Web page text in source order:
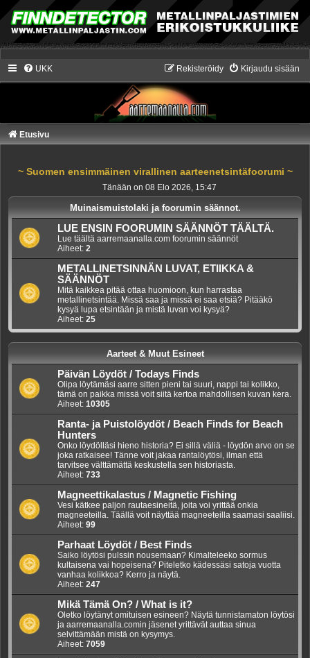
UKK Kirjaudu sisään
Rekisteröidy
Etusivu
~ Suomen ensimmäinen virallinen aarteenetsintäfoorumi ~
Tänään on 08 Elo 2026, 15:47
Muinaismuistolaki ja foorumin säännot.
LUE ENSIN FOORUMIN SÄÄNNÖT TÄÄLTÄ.
Lue täältä aarremaanalla.com foorumin säännöt
Aiheet: 2
METALLINETSINNÄN LUVAT, ETIIKKA &
SÄÄNNÖT
Mitä kaikkea pitää ottaa huomioon, kun harrastaa
metallinetsintää. Missä saa ja missä ei saa etsiä? Pitääkö
kysyä lupa etsintään ja mistä luvan voi kysyä?
Aiheet: 25
Aarteet & Muut Esineet
Päivän Löydöt / Todays Finds
Olipa löytämäsi aarre sitten pieni tai suuri, nappi tai kolikko,
tämä on paikka missä voit siitä kertoa mahdollisen kuvan kera.
Aiheet: 10305
Ranta- ja Puistolöydöt / Beach Finds for Beach
Hunters
Onko löydölläsi hieno historia? Ei sillä väliä - löydön arvo on se
joka ratkaisee! Tänne voit jakaa rantalöytösi, ilman että
tarvitsee välttämättä keskustella sen historiasta.
Aiheet: 733
Magneettikalastus / Magnetic Fishing
Vesi kätkee paljon rautaesineitä, joita voi yrittää onkia
magneeteilla. Täällä voit näyttää magneeteilla saamasi saaliisi.
Aiheet: 99
Parhaat Löydöt / Best Finds
Saiko löytösi pulssin nousemaan? Kimalteleeko sormus
kultaisena vai hopeisena? Piteletko kädessäsi satoja vuotta
vanhaa kolikkoa? Kerro ja näytä.
Aiheet: 247
Mikä Tämä On? / What is it?
Oletko löytänyt omituisen esineen? Näytä tunnistamaton löytösi
ja aarremaanalla.comin jäsenet yrittävät auttaa sinua
selvittämään mistä on kysymys.
Aiheet: 7059